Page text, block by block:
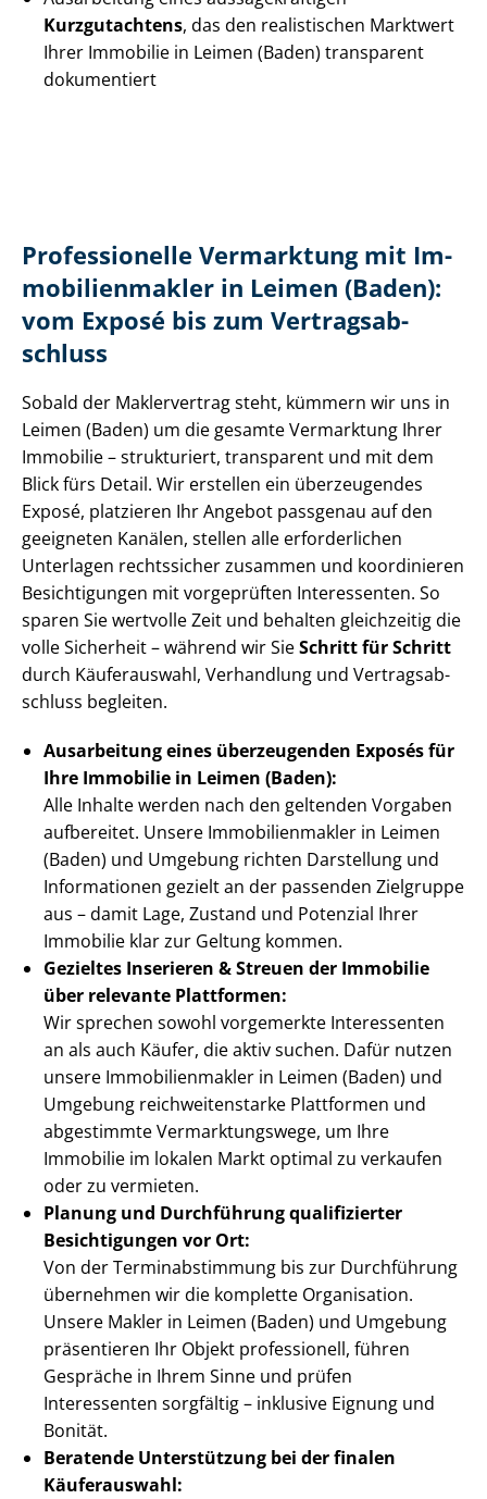
Kurzgutachtens, das den realistischen Marktwert
Ihrer Immobilie in Leimen (Baden) transparent
dokumentiert
Professionelle Vermarktung mit Im­
mo­bi­li­en­mak­ler in Leimen (Baden):
vom Exposé bis zum Ver­trags­ab­
schluss
Sobald der Maklervertrag steht, kümmern wir uns in
Leimen (Baden) um die gesamte Vermarktung Ihrer
Immobilie – strukturiert, transparent und mit dem
Blick fürs Detail. Wir erstellen ein überzeugendes
Exposé, platzieren Ihr Angebot passgenau auf den
geeigneten Kanälen, stellen alle erforderlichen
Unterlagen rechtssicher zusammen und koordinieren
Besichtigungen mit vorgeprüften Interessenten. So
sparen Sie wertvolle Zeit und behalten gleichzeitig die
volle Sicherheit – während wir SieSchritt für Schritt
durch Käuferauswahl, Verhandlung und Ver­trags­ab­
schluss begleiten.
Ausarbeitung eines überzeugenden Exposés für
Ihre Immobilie in Leimen (Baden):
Alle Inhalte werden nach den geltenden Vorgaben
aufbereitet. Unsere Im­mo­bi­li­en­mak­ler in Leimen
(Baden) und Umgebung richten Darstellung und
Informationen gezielt an der passenden Zielgruppe
aus – damit Lage, Zustand und Potenzial Ihrer
Immobilie klar zur Geltung kommen.
Gezieltes Inserieren & Streuen der Immobilie
über relevante Plattformen:
Wir sprechen sowohl vorgemerkte Interessenten
an als auch Käufer, die aktiv suchen. Dafür nutzen
unsere Im­mo­bi­li­en­mak­ler in Leimen (Baden) und
Umgebung reich­wei­ten­star­ke Plattformen und
abgestimmte Ver­mark­tungs­we­ge, um Ihre
Immobilie im lokalen Markt optimal zu verkaufen
oder zu vermieten.
Planung und Durchführung qualifizierter
Besichtigungen vor Ort:
Von der Ter­min­ab­stim­mung bis zur Durchführung
übernehmen wir die komplette Organisation.
Unsere Makler in Leimen (Baden) und Umgebung
präsentieren Ihr Objekt professionell, führen
Gespräche in Ihrem Sinne und prüfen
Interessenten sorgfältig – inklusive Eignung und
Bonität.
Beratende Unterstützung bei der finalen
Käuferauswahl: